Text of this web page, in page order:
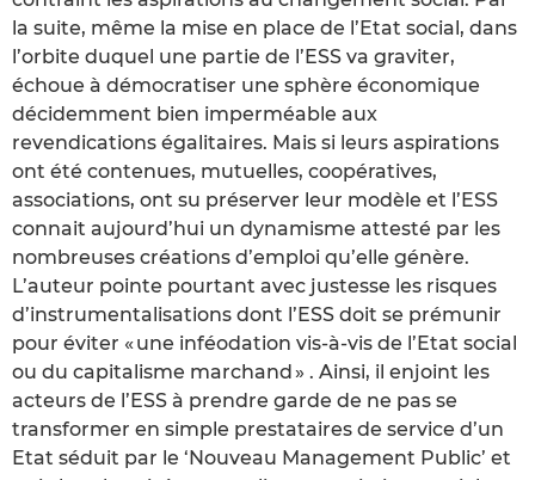
la suite, même la mise en place de l’Etat social, dans
l’orbite duquel une partie de l’ESS va graviter,
échoue à démocratiser une sphère économique
décidemment bien imperméable aux
revendications égalitaires. Mais si leurs aspirations
ont été contenues, mutuelles, coopératives,
associations, ont su préserver leur modèle et l’ESS
connait aujourd’hui un dynamisme attesté par les
nombreuses créations d’emploi qu’elle génère.
L’auteur pointe pourtant avec justesse les risques
d’instrumentalisations dont l’ESS doit se prémunir
pour éviter « une inféodation vis-à-vis de l’Etat social
ou du capitalisme marchand » . Ainsi, il enjoint les
acteurs de l’ESS à prendre garde de ne pas se
transformer en simple prestataires de service d’un
Etat séduit par le ‘Nouveau Management Public’ et